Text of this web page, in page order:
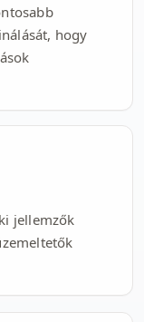
hogy
jellemzők